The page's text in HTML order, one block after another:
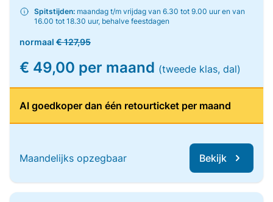
Spitstijden: maandag t/m vrijdag van 6.30 tot 9.00 uur en van
16.00 tot 18.30 uur, behalve feestdagen
normaal € 127,95
€ 49,00 per maand (tweede klas, dal)
Al goedkoper dan één retourticket per maand
Maandelijks opzegbaar Bekijk